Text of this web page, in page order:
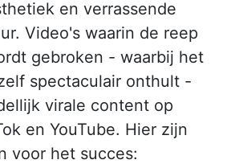
en verrassende
Video's waarin de reep
gebroken - waarbij het
spectaculair onthult -
virale content op
en YouTube. Hier zijn
voor het succes: